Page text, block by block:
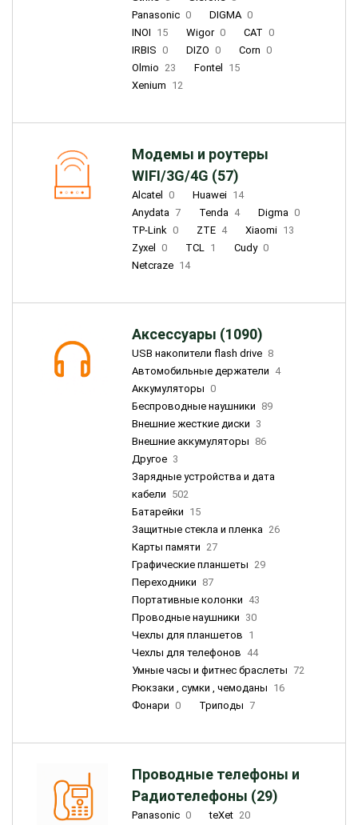
Panasonic 0 DIGMA 0
INOI 15 Wigor 0 CAT 0
IRBIS 0 DIZO 0 Corn 0
Olmio 23 Fontel
15
Xenium 12
Модемы и роутеры
WIFI/3G/4G (57)
Alcatel 0 Huawei 14
Anydata 7 Tenda 4 Digma 0
TP-Link 0 ZTE 4 Xiaomi 13
Zyxel
0 TCL 1 Cudy 0
Netcraze 14
Аксессуары (1090)
USB накопители flash drive 8
Автомобильные держатели 4
Аккумуляторы 0
Беспроводные наушники 89
Внешние жесткие диски 3
Внешние аккумуляторы 86
Другое 3
Зарядные устройства и дата
кабели 502
Батарейки 15
Защитные стекла и пленка 26
Карты памяти 27
Графические планшеты 29
Переходники 87
Портативные колонки 43
Проводные наушники 30
Чехлы для планшетов 1
Чехлы для телефонов 44
Умные часы и фитнес браслеты 72
Рюкзаки , сумки , чемоданы 16
Фонари 0 Триподы 7
Проводные телефоны и
Радиотелефоны (29)
Panasonic 0 teXet 20